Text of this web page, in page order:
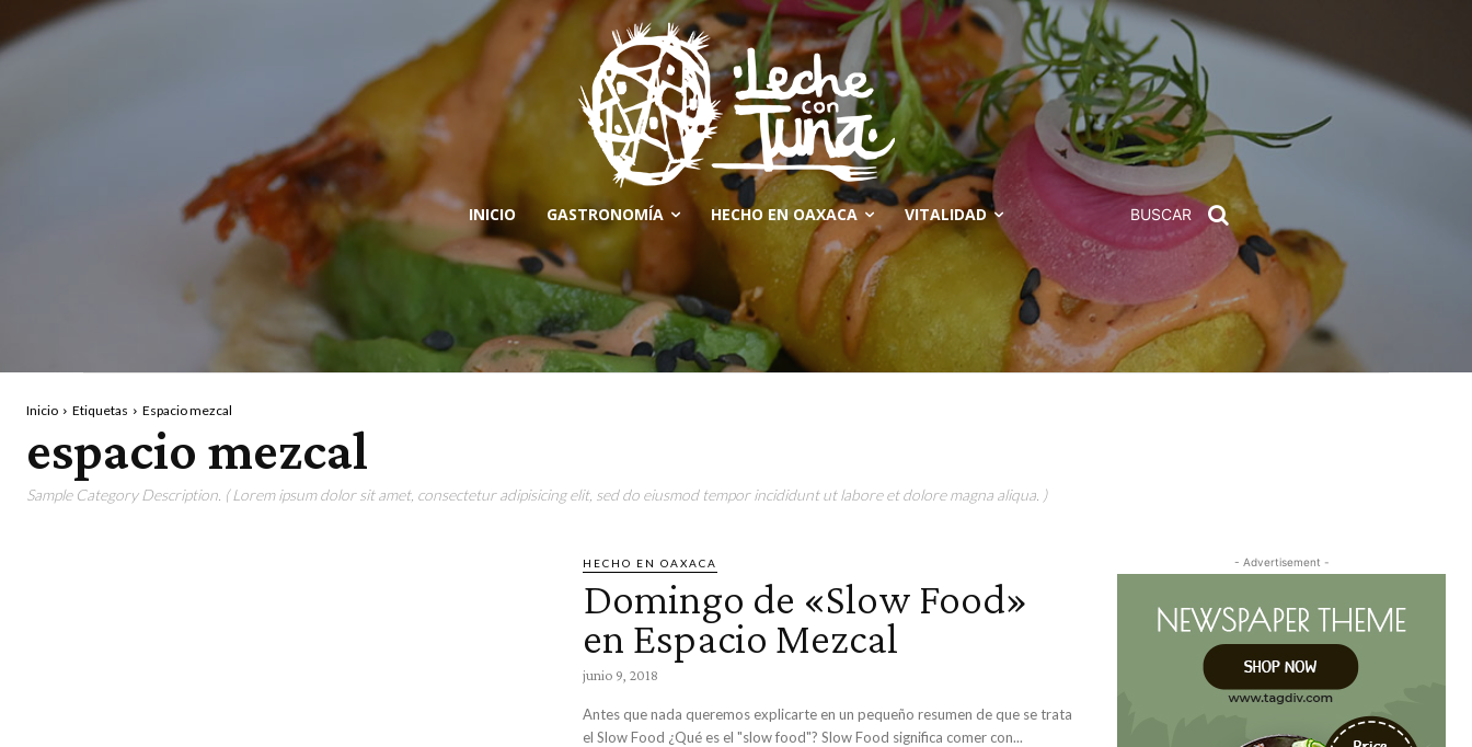
INICIO GASTRONOMÍA HECHO EN OAXACA VITALIDAD BUSCAR
Inicio Etiquetas Espacio mezcal
espacio mezcal
Sample Category Description. ( Lorem ipsum dolor sit amet, consectetur adipisicing elit, sed do eiusmod tempor incididunt ut labore et dolore magna aliqua. )
HECHO EN OAXACA
Domingo de «Slow Food»
en Espacio Mezcal
junio 9, 2018
Antes que nada queremos explicarte en un pequeño resumen de que se trata
el Slow Food ¿Qué es el "slow food"? Slow Food significa comer con...
- Advertisement -